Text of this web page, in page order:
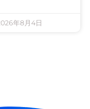
年8月4日